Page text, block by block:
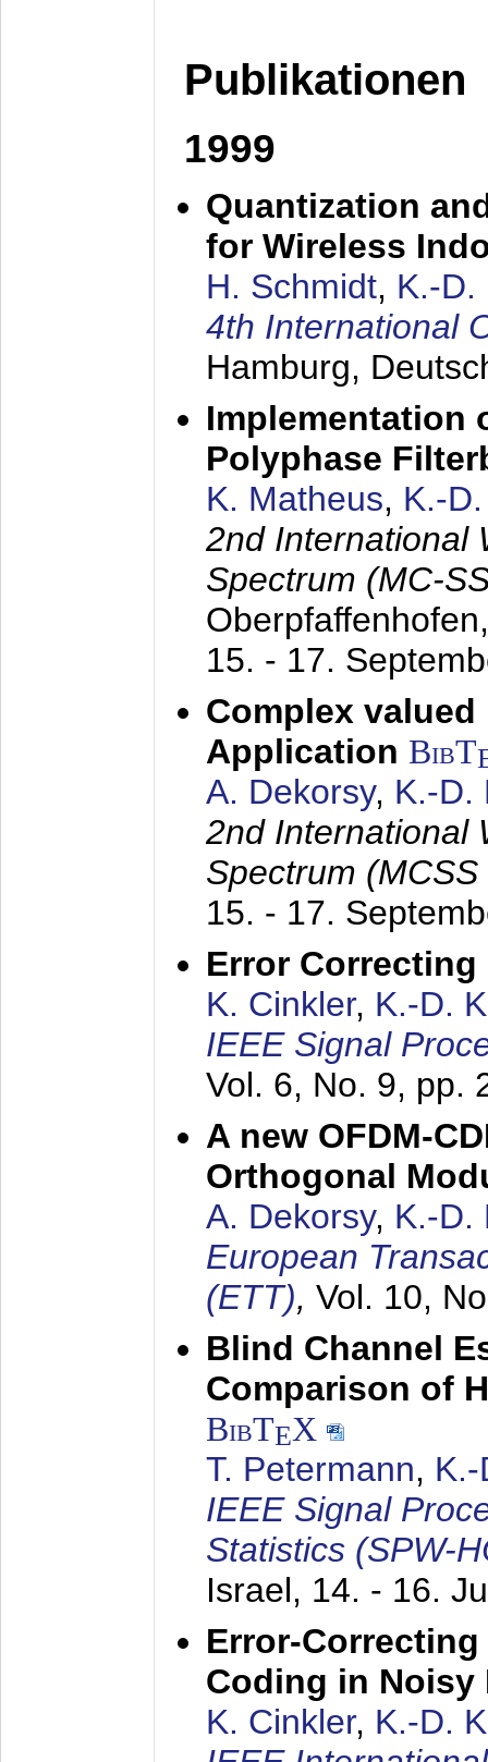
Publikationen
1999
Quantization
for Wireless
H. Schmidt, K.-D.
4th International
Hamburg,
Implementation
Polyphase
K. Matheus, K.-
2nd International
Spectrum (MC-
15. - 17.
Complex valued
Application BibT
A. Dekorsy, K.-D.
2nd International
Spectrum
15. - 17.
Error
K. Cinkler, K.-D.
IEEE Signal
Vol. 6, No. 9, pp.
A new OFDM-
Orthogonal
A. Dekorsy, K.-D.
European
(ETT), Vol. 10,
Blind Channel
Comparison of
BibTEX
T. Petermann,
IEEE Signal
Statistics (SPW-
Israel, 14. - 16.
Error-
Coding in Noisy
K. Cinkler, K.-D.